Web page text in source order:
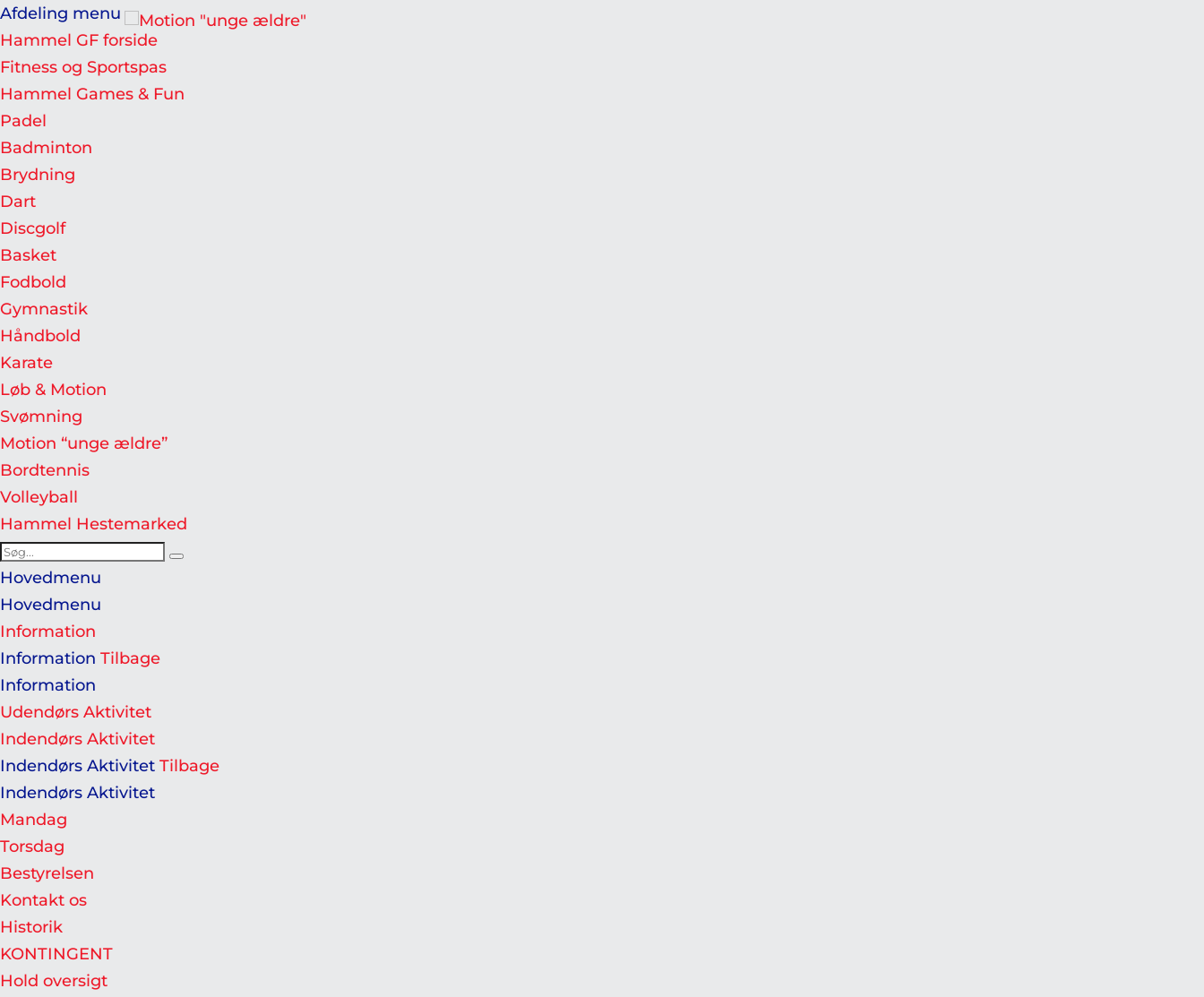
Afdeling menu
Hammel GF forside
Fitness og Sportspas
Hammel Games & Fun
Padel
Badminton
Brydning
Dart
Discgolf
Basket
Fodbold
Gymnastik
Håndbold
Karate
Løb & Motion
Svømning
Motion “unge ældre”
Bordtennis
Volleyball
Hammel Hestemarked
Search
for:
Search
Hovedmenu
Hovedmenu
Information
Information Tilbage
Information
Udendørs Aktivitet
Indendørs Aktivitet
Indendørs Aktivitet Tilbage
Indendørs Aktivitet
Mandag
Torsdag
Bestyrelsen
Kontakt os
Historik
KONTINGENT
Hold oversigt